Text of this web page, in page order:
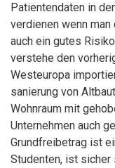
Patientendaten in
verdienen wenn
auch ein gutes
verstehe den
Westeuropa
sanierung von
Wohnraum mit
Unternehmen auch
Grundfreibetrag ist
Studenten, ist sicher